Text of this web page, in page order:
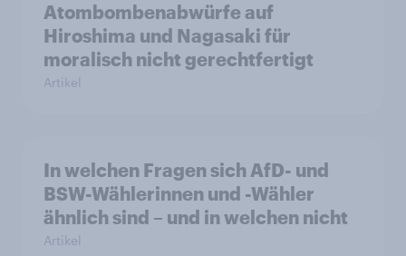
Atombombenabwürfe auf
Hiroshima und Nagasaki für
moralisch nicht gerechtfertigt
Artikel
In welchen Fragen sich AfD- und
BSW-Wählerinnen und -Wähler
ähnlich sind – und in welchen nicht
Artikel